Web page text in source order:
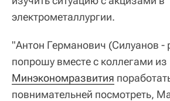
электрометаллургии.
"Антон Германович (Силуанов -
попрошу вместе с коллегами из
Минэкономразвития
повнимательней посмотреть,